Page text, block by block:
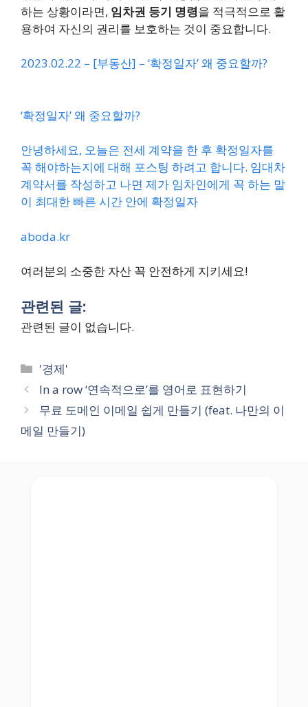
하는 상황이라면, 임차권 등기 명령을 적극적으로 활
용하여 자신의 권리를 보호하는 것이 중요합니다.
2023.02.22 – [부동산] – ‘확정일자’ 왜 중요할까?
‘확정일자’ 왜 중요할까?
안녕하세요, 오늘은 전세 계약을 한 후 확정일자를
꼭 해야하는지에 대해 포스팅 하려고 합니다. 임대차
계약서를 작성하고 나면 제가 임차인에게 꼭 하는 말
이 최대한 빠른 시간 안에 확정일자
aboda.kr
여러분의 소중한 자산 꼭 안전하게 지키세요!
관련된 글:
관련된 글이 없습니다.
Categories
'경제'
In a row ‘연속적으로’를 영어로 표현하기
무료 도메인 이메일 쉽게 만들기 (feat. 나만의 이
메일 만들기)